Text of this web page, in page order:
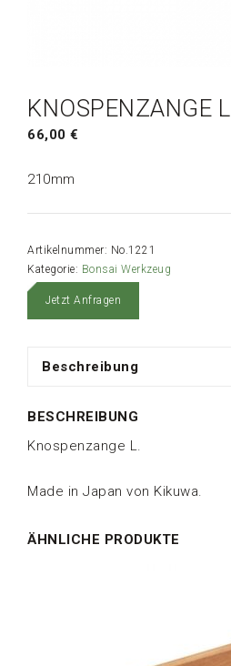
KNOSPENZANGE L
66,00 €
210mm
Artikelnummer: No.1221
Kategorie: Bonsai Werkzeug
Jetzt Anfragen
Beschreibung
BESCHREIBUNG
Knospenzange L.
Made in Japan von Kikuwa.
ÄHNLICHE PRODUKTE